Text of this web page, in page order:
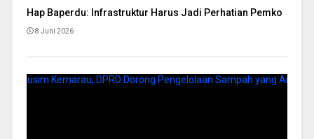
Hap Baperdu: Infrastruktur Harus Jadi Perhatian Pemko
8 Juni 2026